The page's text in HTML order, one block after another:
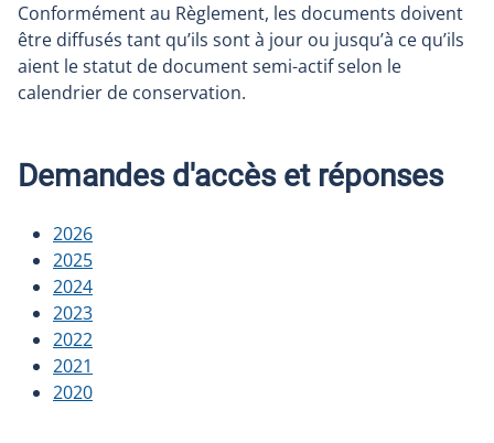
Conformément au Règlement, les documents doivent
être diffusés tant qu’ils sont à jour ou jusqu’à ce qu’ils
aient le statut de document semi-actif selon le
calendrier de conservation.
Demandes d'accès et réponses
2026
2025
2024
2023
2022
2021
2020